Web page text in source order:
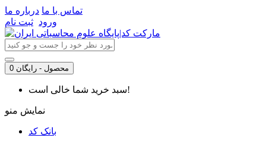
تماس با ما درباره ما
ورود ثبت نام
0 محصول - رایگان
سبد خرید شما خالی است!
نمایش منو
بانک کد